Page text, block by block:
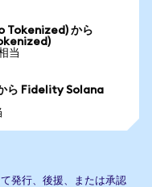
Tokenized) から
当
ら Fidelity Solana
発行、後援、または承認